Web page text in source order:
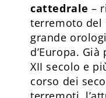
cattedrale–
terremoto del
grande
d’Europa.
XII secolo e
corso dei